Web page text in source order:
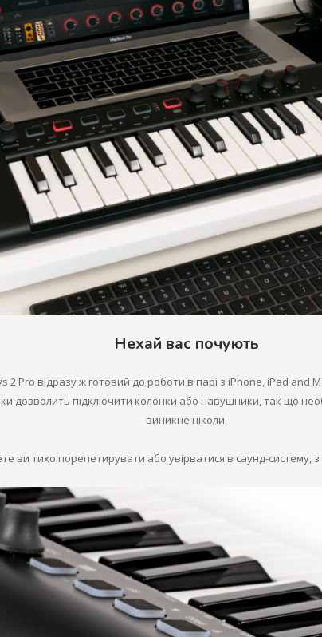
Нехай вас почують
2 Pro відразу ж готовий до роботи в парі з iPhone, iPad
дозволить підключити колонки або навушники, так що
виникне ніколи.
ви тихо порепетирувати або увірватися в саунд-систему, з